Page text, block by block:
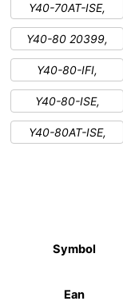
Y40-70AT-ISE,
Y40-80 20399,
Y40-80-IFI,
Y40-80-ISE,
Y40-80AT-ISE,
Symbol
Ean